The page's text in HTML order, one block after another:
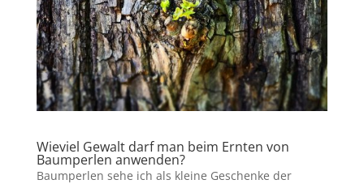
Wieviel Gewalt darf man beim Ernten von
Baumperlen anwenden?
Baumperlen sehe ich als kleine Geschenke der